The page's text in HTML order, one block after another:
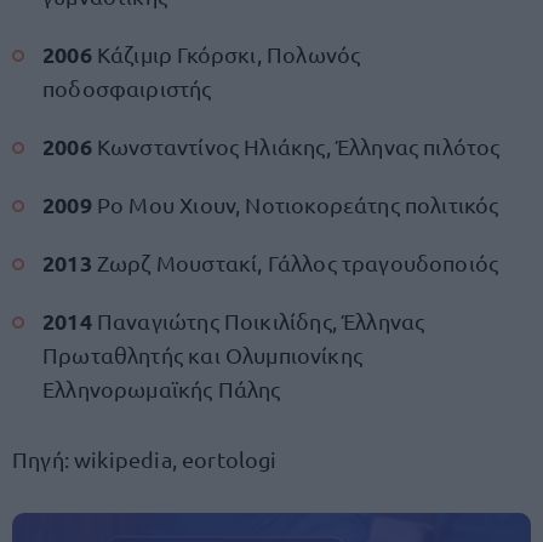
2006 Κάζιμιρ Γκόρσκι, Πολωνός
ποδοσφαιριστής
2006 Κωνσταντίνος Ηλιάκης, Έλληνας πιλότος
2009 Ρο Μου Χιουν, Νοτιοκορεάτης πολιτικός
2013 Ζωρζ Μουστακί, Γάλλος τραγουδοποιός
2014 Παναγιώτης Ποικιλίδης, Έλληνας
Πρωταθλητής και Ολυμπιονίκης
Ελληνορωμαϊκής Πάλης
Πηγή: wikipedia, eortologi